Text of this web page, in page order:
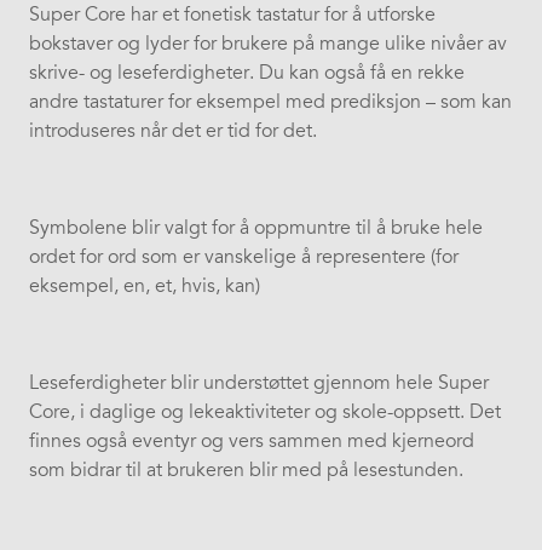
Super Core har et fonetisk tastatur for å utforske
bokstaver og lyder for brukere på mange ulike nivåer av
skrive- og leseferdigheter. Du kan også få en rekke
andre tastaturer for eksempel med prediksjon – som kan
introduseres når det er tid for det.
Symbolene blir valgt for å oppmuntre til å bruke hele
ordet for ord som er vanskelige å representere (for
eksempel, en, et, hvis, kan)
Leseferdigheter blir understøttet gjennom hele Super
Core, i daglige og lekeaktiviteter og skole-oppsett. Det
finnes også eventyr og vers sammen med kjerneord
som bidrar til at brukeren blir med på lesestunden.